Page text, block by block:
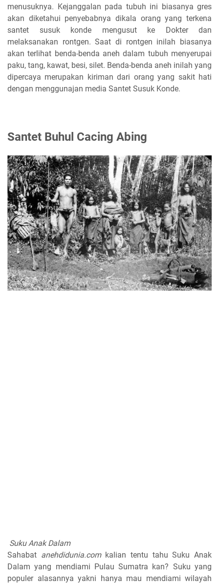
menusuknya. Kejanggalan pada tubuh ini biasanya gres
akan diketahui penyebabnya dikala orang yang terkena
santet susuk konde mengusut ke Dokter dan
melaksanakan rontgen. Saat di rontgen inilah biasanya
akan terlihat benda-benda aneh dalam tubuh menyerupai
paku, tang, kawat, besi, silet. Benda-benda aneh inilah yang
dipercaya merupakan kiriman dari orang yang sakit hati
dengan menggunajan media Santet Susuk Konde.
Santet Buhul Cacing Abing
Suku Anak Dalam
Sahabat anehdidunia.comkalian tentu tahu Suku Anak
Dalam yang mendiami Pulau Sumatra kan? Suku yang
populer alasannya yakni hanya mau mendiami wilayah